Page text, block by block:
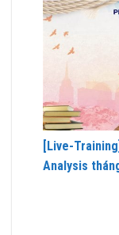
[Live-
Analysis